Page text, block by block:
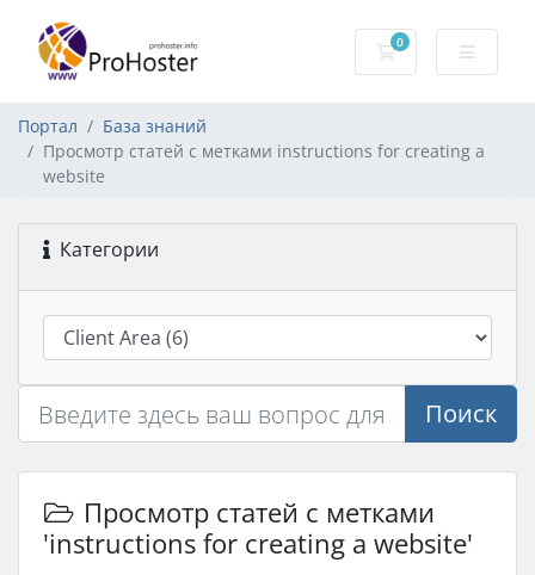
0
Корзина
Портал
База знаний
Просмотр статей с метками instructions for creating a
website
Категории
Поиск
Просмотр статей с метками
'instructions for creating a website'